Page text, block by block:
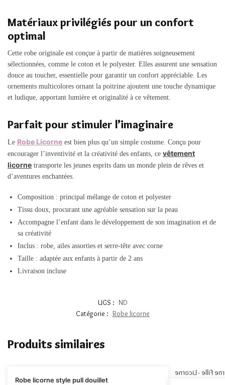
Matériaux privilégiés pour un confort
optimal
Cette robe originale est conçue à partir de matières soigneusement
sélectionnées, comme le coton et le polyester. Elles assurent une sensation
douce au toucher, essentielle pour garantir un confort appréciable. Les
ornements multicolores ornant la poitrine ajoutent une touche dynamique
et ludique, apportant lumière et originalité à ce vêtement.
Parfait pour stimuler l’imaginaire
Le Robe Licorne est bien plus qu’un simple costume. Conçu pour
encourager l’inventivité et la créativité des enfants, ce vêtement
licorne transporte les jeunes esprits dans un monde plein de rêves et
d’aventures enchantées.
Composition : principal mélange de coton et polyester
Tissu doux, procurant une agréable sensation sur la peau
Accompagne l’enfant dans le développement de son imagination et de
sa créativité
Inclus : robe, ailes assorties et serre-tête avec corne
Taille : adaptée aux enfants à partir de 2 ans
Livraison incluse
UGS : ND
Catégorie : Robe licorne
Produits similaires
Robe licorne style pull douillet